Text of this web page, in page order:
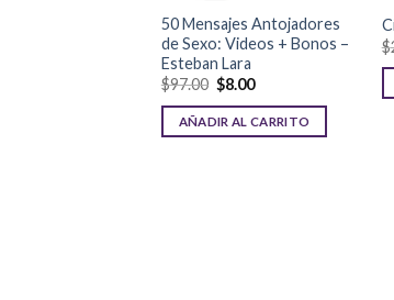
50 Mensajes Antojadores
de Sexo: Videos + Bonos –
Esteban Lara
$97.00 $8.00
AÑADIR AL CARRITO
$